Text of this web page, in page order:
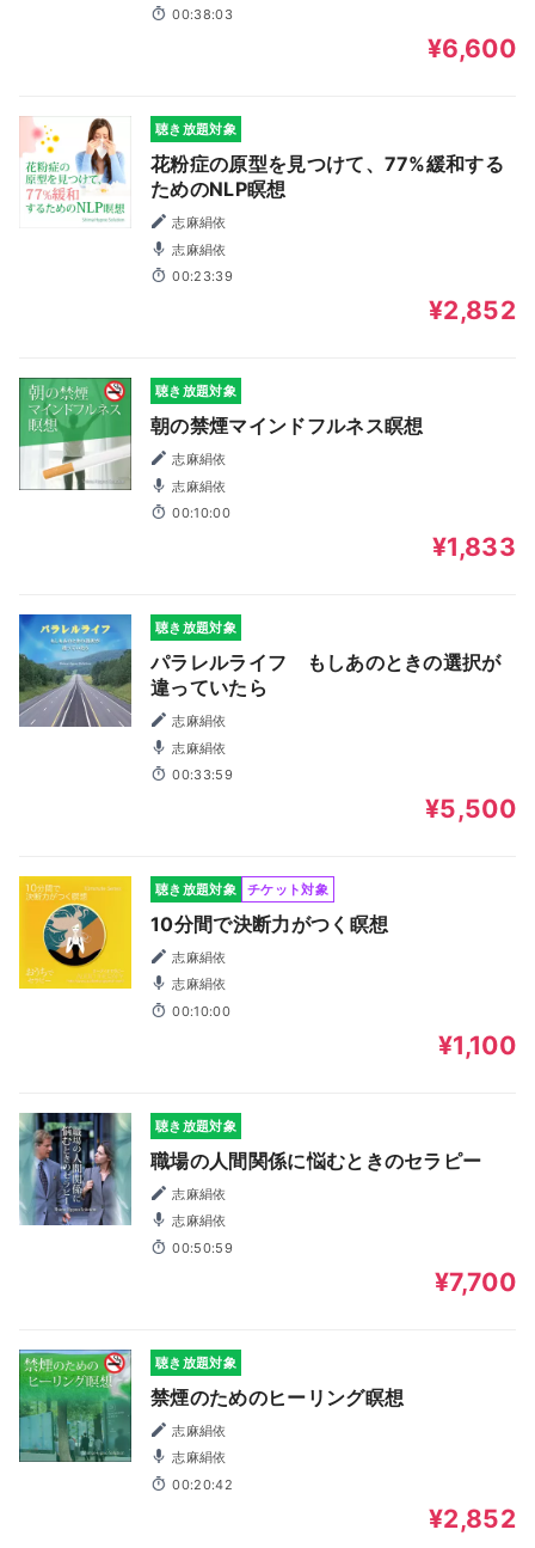
00:38:03
¥6,600
聴き放題対象
花粉症の原型を見つけて、77%緩和する
ためのNLP瞑想
志麻絹依
志麻絹依
00:23:39
¥2,852
聴き放題対象
朝の禁煙マインドフルネス瞑想
志麻絹依
志麻絹依
00:10:00
¥1,833
聴き放題対象
パラレルライフ もしあのときの選択が
違っていたら
志麻絹依
志麻絹依
00:33:59
¥5,500
聴き放題対象 チケット対象
10分間で決断力がつく瞑想
志麻絹依
志麻絹依
00:10:00
¥1,100
聴き放題対象
職場の人間関係に悩むときのセラピー
志麻絹依
志麻絹依
00:50:59
¥7,700
聴き放題対象
禁煙のためのヒーリング瞑想
志麻絹依
志麻絹依
00:20:42
¥2,852